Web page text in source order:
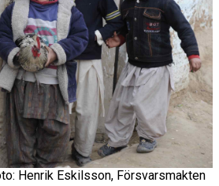
Henrik Eskilsson, Försvarsmakten